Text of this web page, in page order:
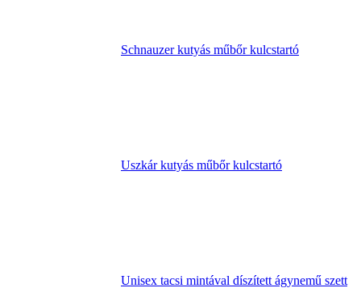
Schnauzer kutyás műbőr kulcstartó
Uszkár kutyás műbőr kulcstartó
Unisex tacsi mintával díszített ágynemű szett